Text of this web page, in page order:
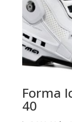
Forma
40